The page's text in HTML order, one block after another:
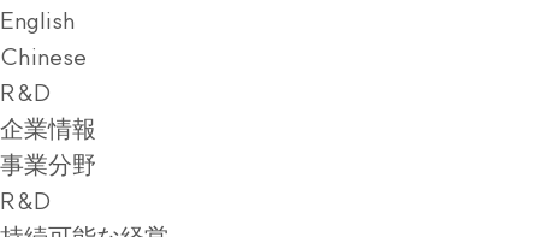
English
Chinese
R&D
企業情報
事業分野
R&D